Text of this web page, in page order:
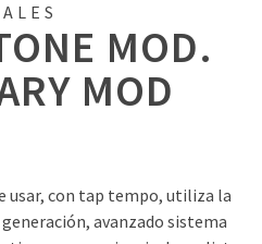
MOD.
MOD
usar, con tap tempo, utiliza la
avanzado sistema